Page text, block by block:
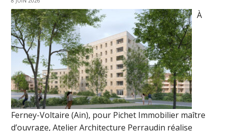
À
Ferney-Voltaire (Ain), pour Pichet Immobilier maître
d’ouvrage, Atelier Architecture Perraudin réalise